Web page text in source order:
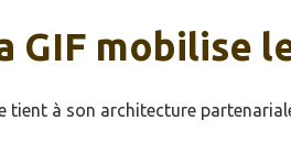
GIF mobilise
tient à son architecture